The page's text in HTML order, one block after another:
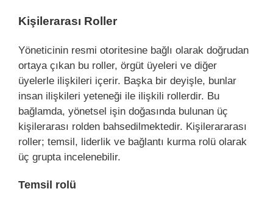
Kişilerarası Roller
Yöneticinin resmi otoritesine bağlı olarak doğrudan
ortaya çıkan bu roller, örgüt üyeleri ve diğer
üyelerle ilişkileri içerir. Başka bir deyişle, bunlar
insan ilişkileri yeteneği ile ilişkili rollerdir. Bu
bağlamda, yönetsel işin doğasında bulunan üç
kişilerarası rolden bahsedilmektedir. Kişilerararası
roller; temsil, liderlik ve bağlantı kurma rolü olarak
üç grupta incelenebilir.
Temsil rolü